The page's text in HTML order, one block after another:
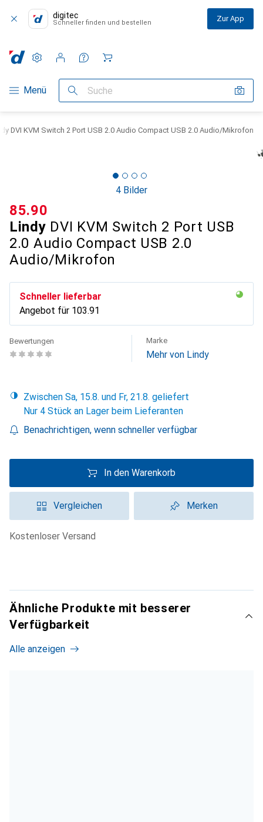
digitec
Schneller finden und bestellen Zur App
Navigation nach Kategorien
Menü Suche
Einstellungen
Kundenkonto
Vergleichslisten
Merklisten
Warenkorb
DVI KVM Switch 2 Port USB 2.0 Audio Compact USB 2.0 Audio/Mikrofon
4 Bilder
Lindy DVI KVM Switch 2 Port USB
2.0 Audio Compact USB 2.0
Audio/Mikrofon
CHF
85.90
Schneller lieferbar
Angebot für CHF
103.91
Bewertungen Marke
Mehr von Lindy
Zwischen Sa, 15.8. und Fr, 21.8. geliefert
Nur 4 Stück an Lager beim Lieferanten
Benachrichtigen, wenn schneller verfügbar
In den Warenkorb
Vergleichen Merken
kostenloser Versand
Ähnliche Produkte mit besserer
Verfügbarkeit
Alle anzeigen